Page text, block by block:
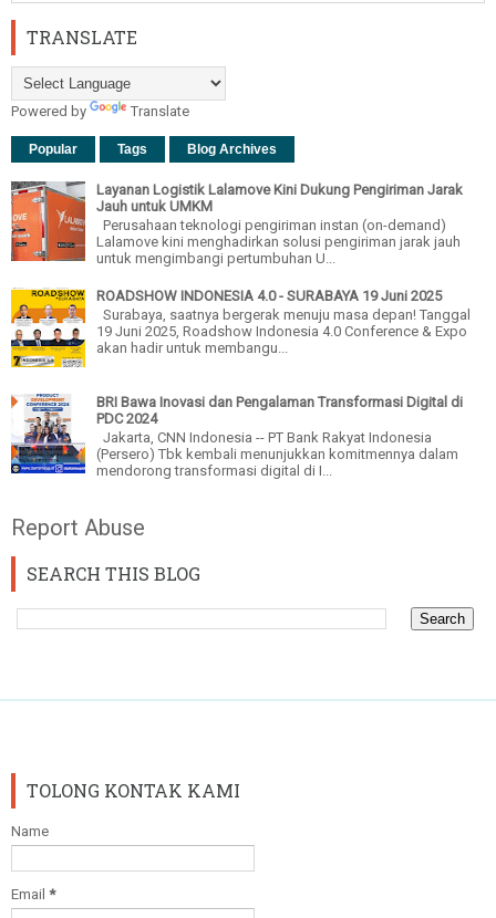
TRANSLATE
Powered by Translate
Popular Tags Blog Archives
Layanan Logistik Lalamove Kini Dukung Pengiriman Jarak
Jauh untuk UMKM
Perusahaan teknologi pengiriman instan (on-demand)
Lalamove kini menghadirkan solusi pengiriman jarak jauh
untuk mengimbangi pertumbuhan U...
ROADSHOW INDONESIA 4.0 - SURABAYA 19 Juni 2025
Surabaya, saatnya bergerak menuju masa depan! Tanggal
19 Juni 2025, Roadshow Indonesia 4.0 Conference & Expo
akan hadir untuk membangu...
BRI Bawa Inovasi dan Pengalaman Transformasi Digital di
PDC 2024
Jakarta, CNN Indonesia -- PT Bank Rakyat Indonesia
(Persero) Tbk kembali menunjukkan komitmennya dalam
mendorong transformasi digital di I...
Report Abuse
SEARCH THIS BLOG
TOLONG KONTAK KAMI
Name
Email *